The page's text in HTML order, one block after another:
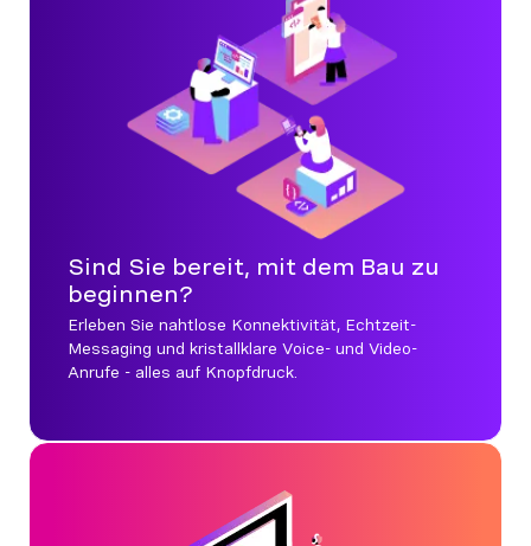
Sind Sie bereit, mit dem Bau zu
beginnen?
Erleben Sie nahtlose Konnektivität, Echtzeit-
Messaging und kristallklare Voice- und Video-
Anrufe - alles auf Knopfdruck.